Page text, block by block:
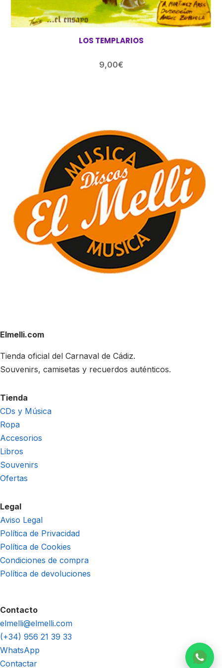
LOS TEMPLARIOS
9,00€
Elmelli.com
Tienda oficial del Carnaval de Cádiz.
Souvenirs, camisetas y recuerdos auténticos.
Tienda
CDs y Música
Ropa
Accesorios
Libros
Souvenirs
Ofertas
Legal
Aviso Legal
Política de Privacidad
Política de Cookies
Condiciones de compra
Política de devoluciones
Contacto
elmelli@elmelli.com
(+34) 956 21 39 33
WhatsApp
Contactar